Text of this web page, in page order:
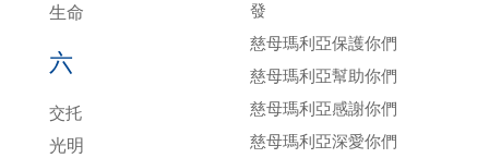
生命
六
交托
光明
發
慈母瑪利亞保護你們
慈母瑪利亞幫助你們
慈母瑪利亞感謝你們
慈母瑪利亞深愛你們